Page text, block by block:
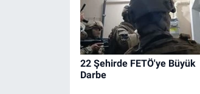
22 Şehirde FETÖ'ye Büyük
Darbe